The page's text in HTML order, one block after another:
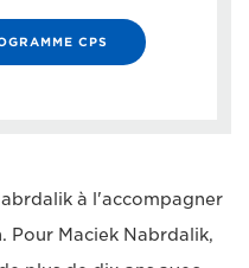
CPS
à l'accompagner
Pour Maciek Nabrdalik,